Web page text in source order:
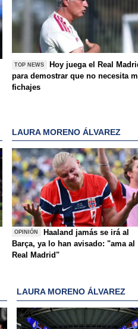
TOP NEWS
Hoy juega el Real
para demostrar que no necesita
fichajes
LAURA MORENO ÁLVAREZ
OPINIÓN
Haaland jamás se irá al
Barça, ya lo han avisado: "ama al
Real Madrid"
LAURA MORENO ÁLVAREZ